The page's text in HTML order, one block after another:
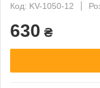
Код: KV-1050-12
630 ₴